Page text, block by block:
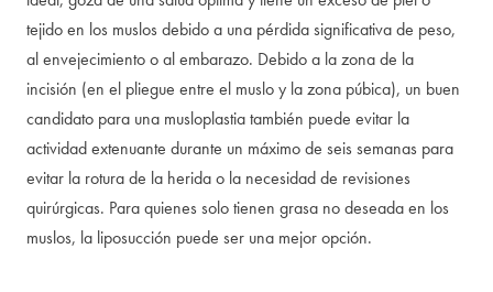
tejido en los muslos debido a una pérdida significativa de peso,
al envejecimiento o al embarazo. Debido a la zona de la
incisión (en el pliegue entre el muslo y la zona púbica), un buen
candidato para una musloplastia también puede evitar la
actividad extenuante durante un máximo de seis semanas para
evitar la rotura de la herida o la necesidad de revisiones
quirúrgicas. Para quienes solo tienen grasa no deseada en los
muslos, la liposucción puede ser una mejor opción.